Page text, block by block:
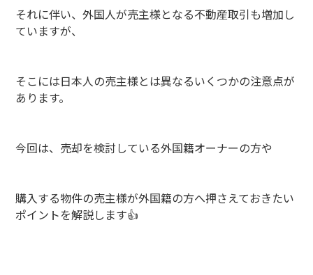
それに伴い、外国人が売主様となる不動産取引も増加し
ていますが、
そこには日本人の売主様とは異なるいくつかの注意点が
あります。
今回は、売却を検討している外国籍オーナーの方や
購入する物件の売主様が外国籍の方へ押さえておきたい
ポイントを解説します👍